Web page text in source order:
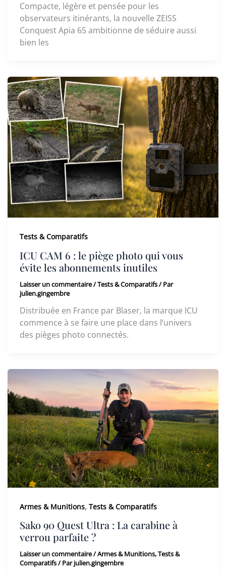
Compacte, légère et pensée pour les
observateurs itinérants, la nouvelle ZEISS
Conquest Apia 65 ambitionne de séduire aussi
bien les
Tests & Comparatifs
ICU CAM 6 : le piège photo qui vous
évite les abonnements inutiles
Laisser un commentaire/Tests & Comparatifs/ Par
julien.gingembre
Distribuée en France par Blaser, la marque ICU
commence à se faire une place dans l’univers
des pièges photo connectés.
Armes & Munitions, Tests & Comparatifs
Sako 90 Quest Ultra : La carabine à
verrou parfaite ?
Laisser un commentaire/Armes & Munitions,Tests &
Comparatifs/ Parjulien.gingembre